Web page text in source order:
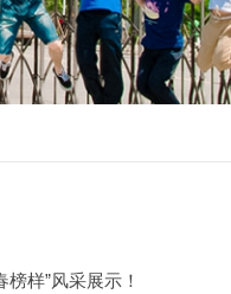
样”风采展示！